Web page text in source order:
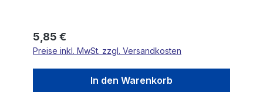
Regulärer Preis:
5,85 €
Preise inkl. MwSt. zzgl. Versandkosten
In den Warenkorb